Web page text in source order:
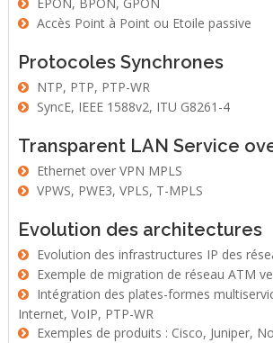
Accès Point à Point ou Etoile passive
Protocoles Synchrones
NTP, PTP, PTP-WR
SyncE, IEEE 1588v2, ITU G8261-4
Transparent LAN Service
Ethernet over VPN MPLS
VPWS, PWE3, VPLS, T-MPLS
Evolution des architectures
Evolution des infrastructures IP des
Exemple de migration de réseau ATM
Internet, VoIP, PTP-WR